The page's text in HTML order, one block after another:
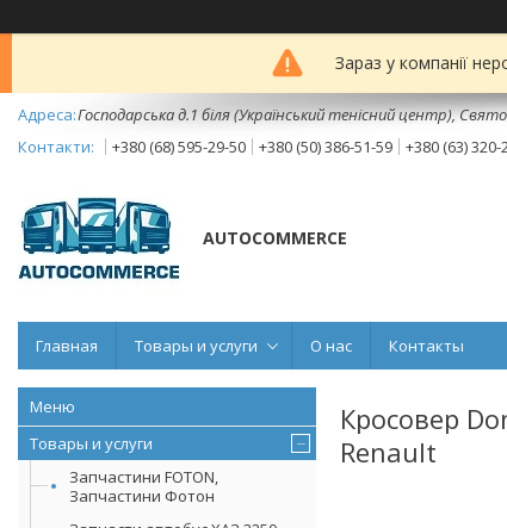
Зараз у компанії
Господарська д.1 біля (Український тенісний центр),
+380 (68) 595-29-50
+380 (50) 386-51-59 +380 (63) 320-
AUTOCOMMERCE
Главная Товары и услуги О нас Контакты
Товары и услуги
Запчастини FOTON,
Запчастини Фотон
Кросовер
Renault